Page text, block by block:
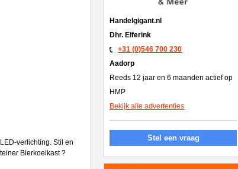
verlichting. Stil en
Bierkoelkast ?
Handelgigant.nl
Dhr. Elferink
+31 (0)546 700 230
Aadorp
Reeds 12 jaar en 6 maanden actief op
HMP
Bekijk alle advertenties
Stel een vraag